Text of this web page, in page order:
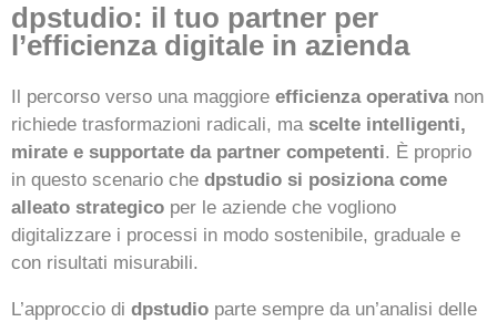
dpstudio: il tuo partner per
l’efficienza digitale in azienda
Il percorso verso una maggiore efficienza operativanon
richiede trasformazioni radicali, ma scelte intelligenti,
mirate e supportate da partner competenti. È proprio
in questo scenario che dpstudio si posiziona come
alleato strategico per le aziende che vogliono
digitalizzare i processi in modo sostenibile, graduale e
con risultati misurabili.
L’approccio di dpstudio parte sempre da un’analisi delle